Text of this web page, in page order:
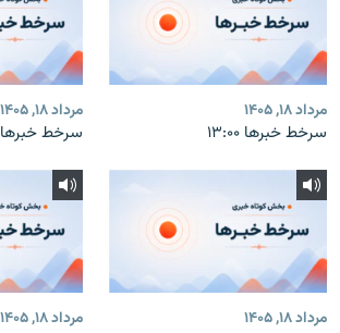
مرداد ۱۸, ۱۴۰۵
سرخط خبرها ۱۳:۰۰
مرداد ۱۸, ۱۴۰۵
سرخط خبرها ۱۱:۰۰
مرداد ۱۸, ۱۴۰۵ مرداد ۱۸, ۱۴۰۵